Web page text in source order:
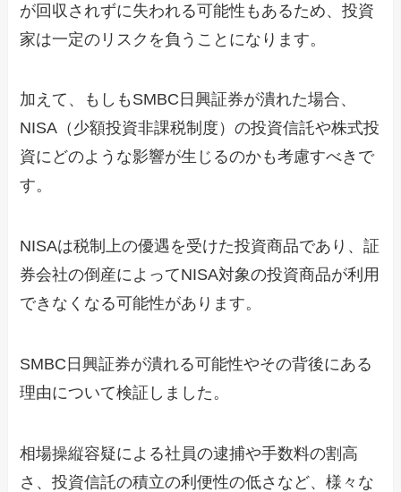
が回収されずに失われる可能性もあるため、投資
家は一定のリスクを負うことになります。
加えて、もしもSMBC日興証券が潰れた場合、
NISA（少額投資非課税制度）の投資信託や株式投
資にどのような影響が生じるのかも考慮すべきで
す。
NISAは税制上の優遇を受けた投資商品であり、証
券会社の倒産によってNISA対象の投資商品が利用
できなくなる可能性があります。
SMBC日興証券が潰れる可能性やその背後にある
理由について検証しました。
相場操縦容疑による社員の逮捕や手数料の割高
さ、投資信託の積立の利便性の低さなど、様々な